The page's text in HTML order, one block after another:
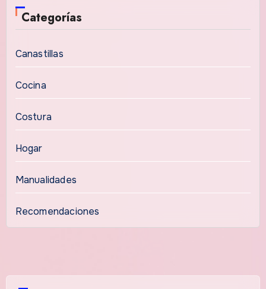
Categorías
Canastillas
Cocina
Costura
Hogar
Manualidades
Recomendaciones